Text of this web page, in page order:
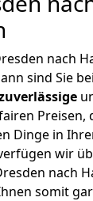
nach
sind Sie
Preisen,
Dinge in
wir
nach
somit